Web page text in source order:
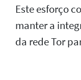
Este esforço
manter a
da rede Tor